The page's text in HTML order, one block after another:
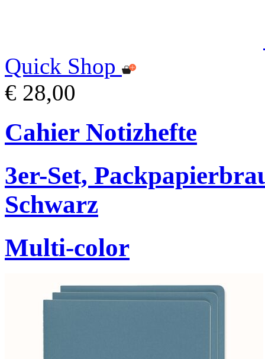
Quick Shop
€ 28,00
Cahier Notizhefte
3er-Set,
Schwarz
Multi-color